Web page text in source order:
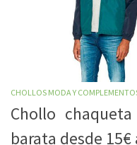
CHOLLOS MODA Y
Chollo
barata desde